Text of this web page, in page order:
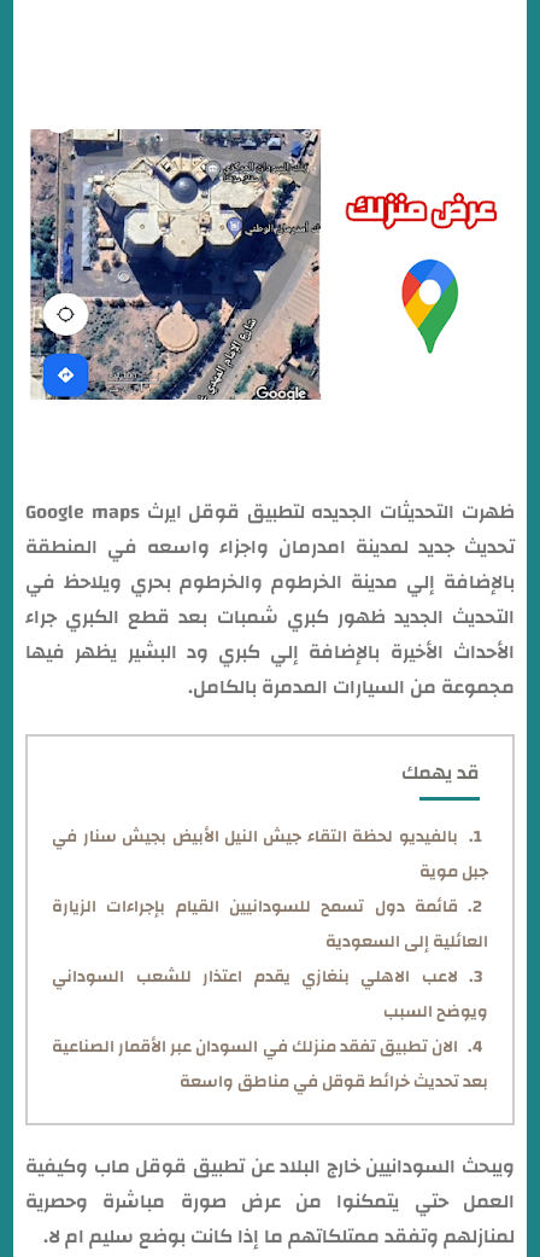
ظهرت التحديثات الجديده لتطبيق قوقل ايرث Google maps
تحديث جديد لمدينة امدرمان واجزاء واسعه في المنطقة
بالإضافة إلي مدينة الخرطوم والخرطوم بحري ويلاحظ في
التحديث الجديد ظهور كبري شمبات بعد قطع الكبري جراء
الأحداث الأخيرة بالإضافة إلي كبري ود البشير يظهر فيها
مجموعة من السيارات المدمرة بالكامل.
قد يهمك
بالفيديو لحظة التقاء جيش النيل الأبيض بجيش سنار في
جبل موية
قائمة دول تسمح للسودانيين القيام بإجراءات الزيارة
العائلية إلى السعودية
لاعب الاهلي بنغازي يقدم اعتذار للشعب السوداني
ويوضح السبب
الان تطبيق تفقد منزلك في السودان عبر الأقمار الصناعية
بعد تحديث خرائط قوقل في مناطق واسعة
ويبحث السودانيين خارج البلاد عن تطبيق قوقل ماب وكيفية
العمل حتي يتمكنوا من عرض صورة مباشرة وحصرية
لمنازلهم وتفقد ممتلكاتهم ما إذا كانت بوضع سليم ام لا.